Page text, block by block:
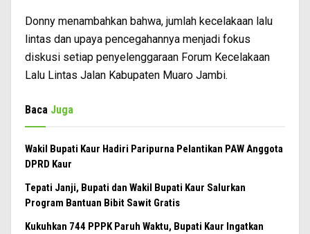
Donny menambahkan bahwa, jumlah kecelakaan lalu
lintas dan upaya pencegahannya menjadi fokus
diskusi setiap penyelenggaraan Forum Kecelakaan
Lalu Lintas Jalan Kabupaten Muaro Jambi.
Baca Juga
Wakil Bupati Kaur Hadiri Paripurna Pelantikan PAW Anggota
DPRD Kaur
Tepati Janji, Bupati dan Wakil Bupati Kaur Salurkan
Program Bantuan Bibit Sawit Gratis
Kukuhkan 744 PPPK Paruh Waktu, Bupati Kaur Ingatkan